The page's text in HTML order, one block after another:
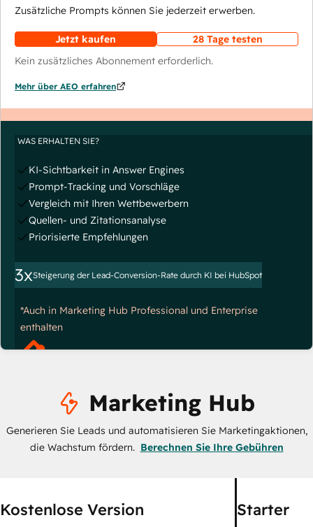
Zusätzliche Prompts können Sie jederzeit erwerben.
Jetzt kaufen
28 Tage testen
Kein zusätzliches Abonnement erforderlich.
Mehr über AEO erfahren
WAS ERHALTEN SIE?
KI-Sichtbarkeit in Answer Engines
Prompt-Tracking und Vorschläge
Vergleich mit Ihren Wettbewerbern
Quellen- und Zitationsanalyse
Priorisierte Empfehlungen
3xSteigerung der Lead-Conversion-Rate durch KI bei HubSpot
*Auch in Marketing Hub Professional und Enterprise
enthalten
Marketing Hub
Generieren Sie Leads und automatisieren Sie Marketingaktionen,
die Wachstum fördern. Berechnen Sie Ihre Gebühren
Kostenlose Version Starter